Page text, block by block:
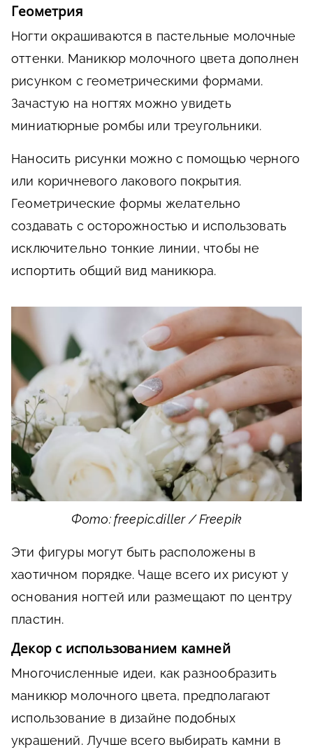
Геометрия
Ногти окрашиваются в пастельные молочные
оттенки. Маникюр молочного цвета дополнен
рисунком с геометрическими формами.
Зачастую на ногтях можно увидеть
миниатюрные ромбы или треугольники.
Наносить рисунки можно с помощью черного
или коричневого лакового покрытия.
Геометрические формы желательно
создавать с осторожностью и использовать
исключительно тонкие линии, чтобы не
испортить общий вид маникюра.
Фото: freepic.diller / Freepik
Эти фигуры могут быть расположены в
хаотичном порядке. Чаще всего их рисуют у
основания ногтей или размещают по центру
пластин.
Декор с использованием камней
Многочисленные идеи, как разнообразить
маникюр молочного цвета, предполагают
использование в дизайне подобных
украшений. Лучше всего выбирать камни в